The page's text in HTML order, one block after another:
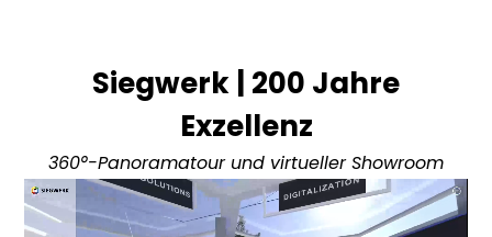
Siegwerk | 200 Jahre
Exzellenz
360°-Panoramatour und virtueller Showroom